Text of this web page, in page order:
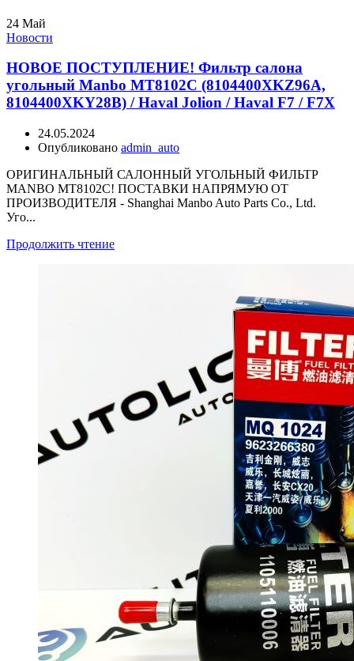
24 Май
Новости
НОВОЕ ПОСТУПЛЕНИЕ! Фильтр салона
угольный Manbo MT8102C (8104400XKZ96A,
8104400XKY28B) / Haval Jolion / Haval F7 / F7X
24.05.2024
Опубликовано admin_auto
ОРИГИНАЛЬНЫЙ САЛОННЫЙ УГОЛЬНЫЙ ФИЛЬТР
MANBO MT8102C! ПОСТАВКИ НАПРЯМУЮ ОТ
ПРОИЗВОДИТЕЛЯ - Shanghai Manbo Auto Parts Co., Ltd.
Уго...
Продолжить чтение